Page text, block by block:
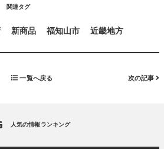
関連タグ
新商品 福知山市 近畿地方
一覧へ戻る 次の記事
人気の情報ランキング